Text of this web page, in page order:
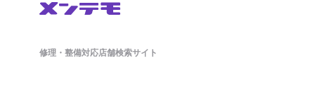
修理・整備対応店舗検索サイト